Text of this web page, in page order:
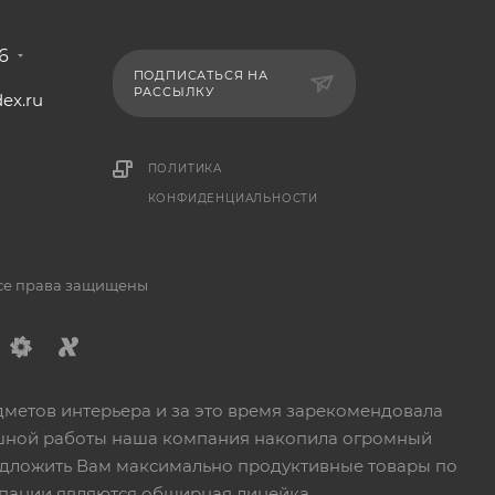
ПОДПИСАТЬСЯ НА
РАССЫЛКУ
ПОЛИТИКА
КОНФИДЕНЦИАЛЬНОСТИ
права защищены
интерьера и за это время зарекомендовала
работы наша компания накопила огромный
Вам максимально продуктивные товары по